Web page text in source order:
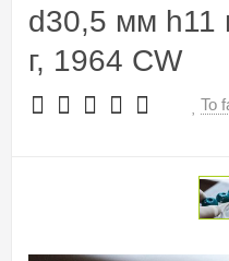
d30,5 мм h11
г, 1964 CW
To